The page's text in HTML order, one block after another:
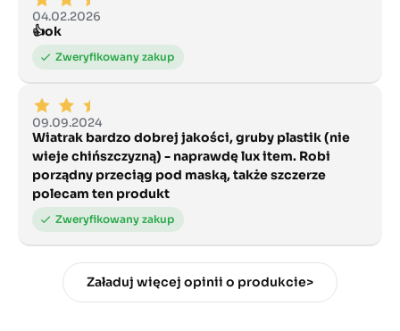
04.02.2026
👍ok
09.09.2024
Wiatrak bardzo dobrej jakości, gruby plastik (nie
wieje chińszczyzną) - naprawdę lux item. Robi
porządny przeciąg pod maską, także szczerze
polecam ten produkt
Załaduj więcej opinii o produkcie>